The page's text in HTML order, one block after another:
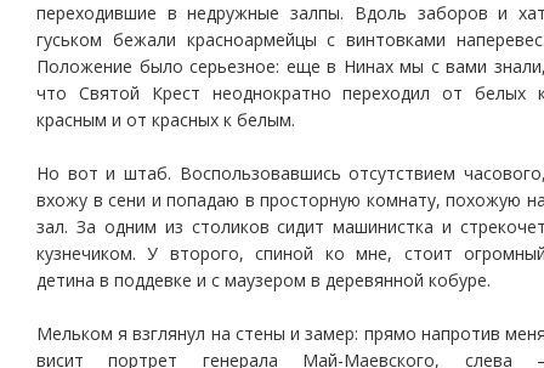
переходившие в недружные залпы. Вдоль заборов и
гуськом бежали красноармейцы с винтовками
Положение было серьезное: еще в Нинах мы с вами
что Святой Крест неоднократно переходил от белых
красным и от красных к белым.
Но вот и штаб. Воспользовавшись отсутствием
вхожу в сени и попадаю в просторную комнату, похожую
зал. За одним из столиков сидит машинистка и
кузнечиком. У второго, спиной ко мне, стоит
детина в поддевке и с маузером в деревянной кобуре.
Мельком я взглянул на стены и замер: прямо напротив
висит портрет генерала Май-Маевского, слева